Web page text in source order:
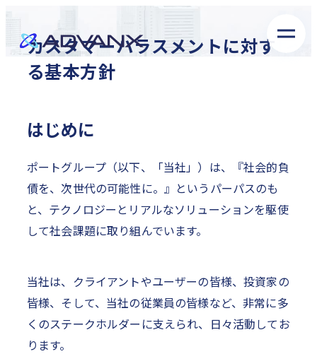
カスタマーハラスメントに対す
る基本方針
はじめに
ポートグループ（以下、「当社」）は、『社会的負
債を、次世代の可能性に。』というパーパスのも
と、テクノロジーとリアルなソリューションを駆使
して社会課題に取り組んでいます。
当社は、クライアントやユーザーの皆様、投資家の
皆様、そして、当社の従業員の皆様など、非常に多
くのステークホルダーに支えられ、日々活動してお
ります。